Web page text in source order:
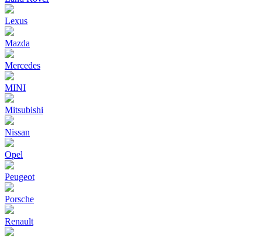
Lexus
Mazda
Mercedes
MINI
Mitsubishi
Nissan
Opel
Peugeot
Porsche
Renault